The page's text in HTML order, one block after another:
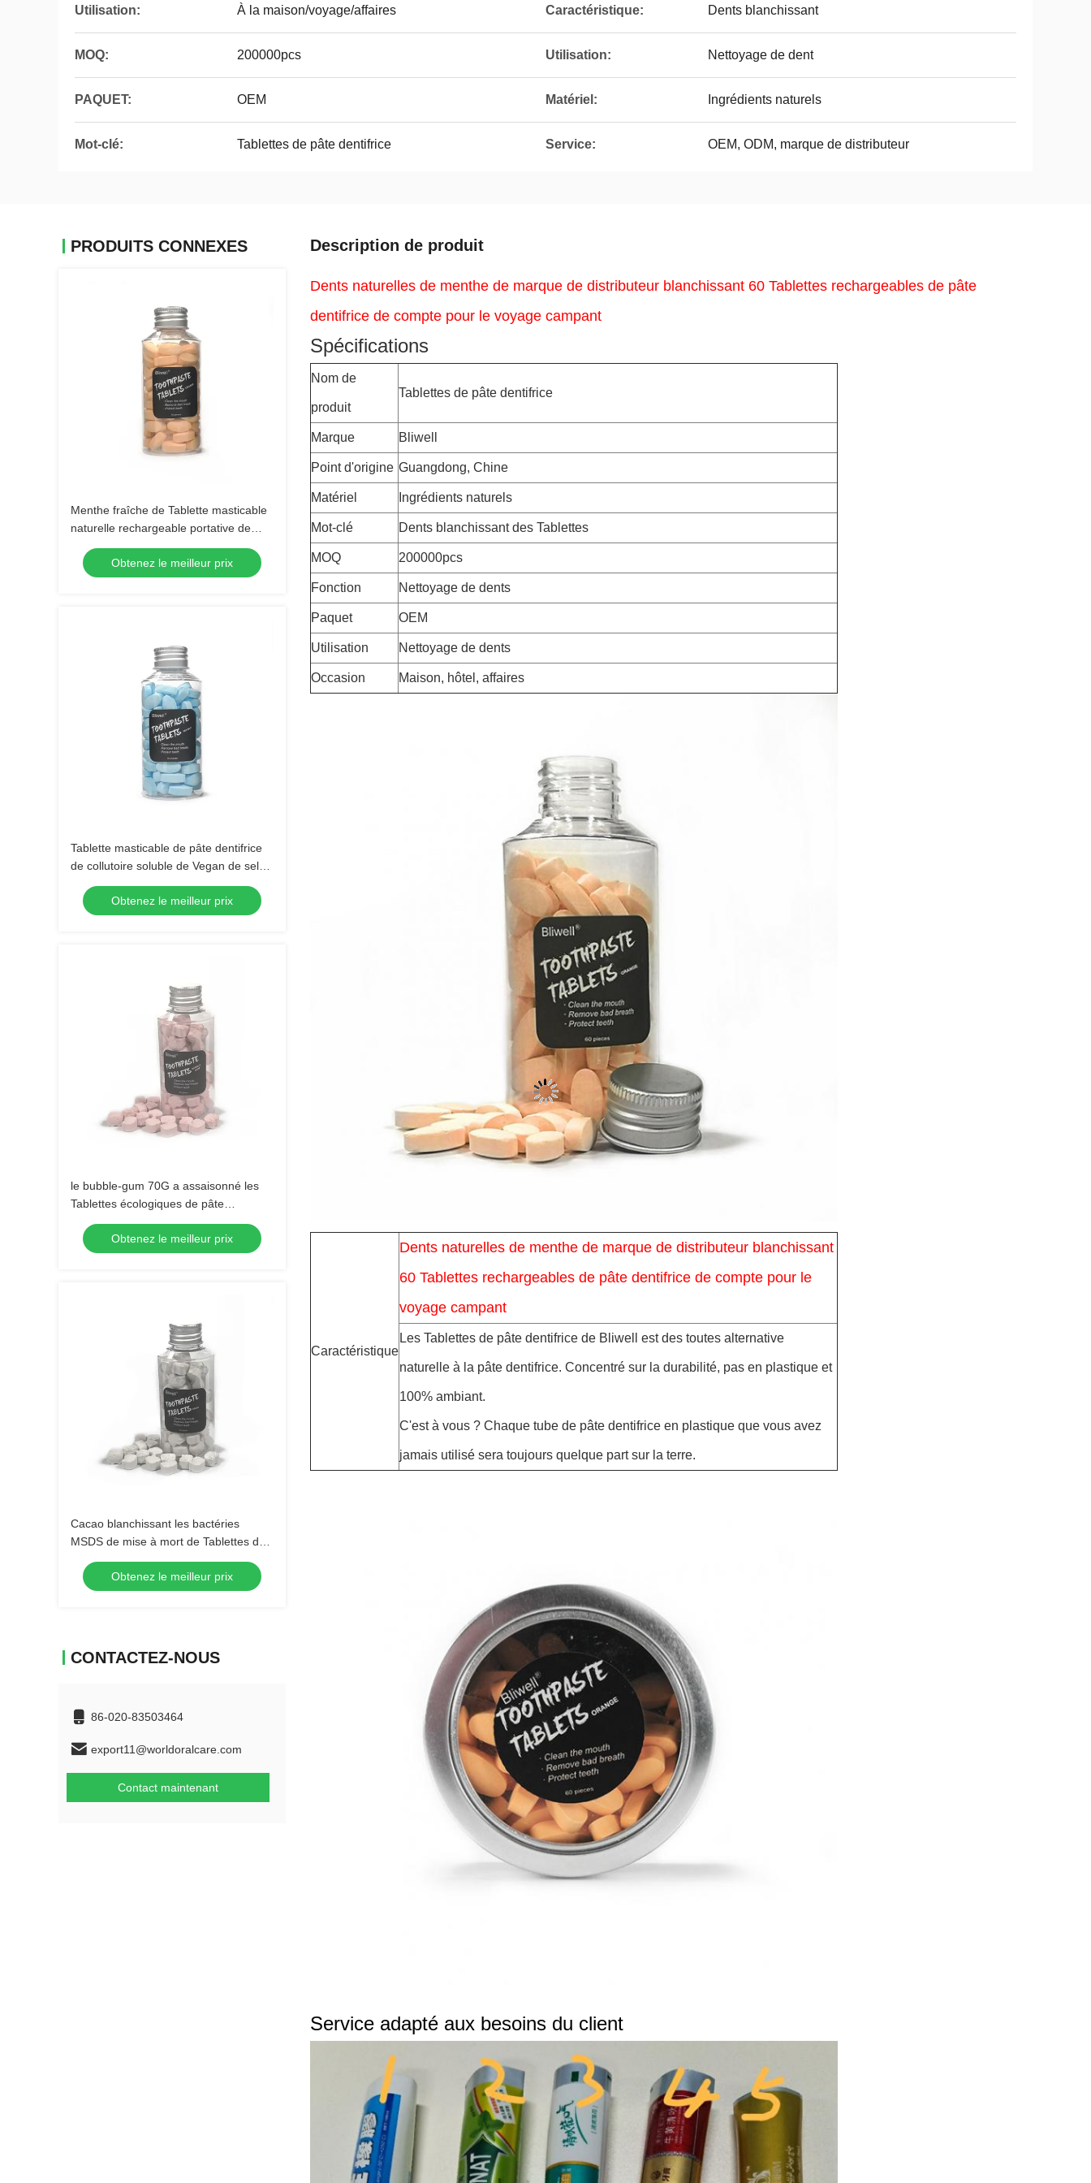
Utilisation: À la maison/voyage/affaires Caractéristique: Dents blanchissant
MOQ: 200000pcs Utilisation: Nettoyage de dent
PAQUET: OEM Matériel: Ingrédients naturels
Mot-clé: Tablettes de pâte dentifrice Service: OEM, ODM, marque de distributeur
PRODUITS CONNEXES
Menthe fraîche de Tablette masticable
naturelle rechargeable portative de
pâte dentifrice pour le voyage
Obtenez le meilleur prix
Tablette masticable de pâte dentifrice
de collutoire soluble de Vegan de sel
de mer pour le nettoyage de dents
Obtenez le meilleur prix
le bubble-gum 70G a assaisonné les
Tablettes écologiques de pâte
dentifrice pour les dents sensibles
Obtenez le meilleur prix
Cacao blanchissant les bactéries
MSDS de mise à mort de Tablettes de
pâte dentifrice de marque de
distributeurObtenez le meilleur prix
CONTACTEZ-NOUS
86-020-83503464
export11@worldoralcare.com
Contact maintenant
Description de produit
Dents naturelles de menthe de marque de distributeur blanchissant 60 Tablettes rechargeables de pâte
dentifrice de compte pour le voyage campant
Spécifications
Nom de
produit
Tablettes de pâte dentifrice
Marque Bliwell
Point d'origine Guangdong, Chine
Matériel Ingrédients naturels
Mot-clé Dents blanchissant des Tablettes
MOQ 200000pcs
Fonction Nettoyage de dents
Paquet OEM
Utilisation Nettoyage de dents
Occasion Maison, hôtel, affaires
Caractéristique
Dents naturelles de menthe de marque de distributeur blanchissant
60 Tablettes rechargeables de pâte dentifrice de compte pour le
voyage campant
Les Tablettes de pâte dentifrice de Bliwell est des toutes alternative
naturelle à la pâte dentifrice. Concentré sur la durabilité, pas en plastique et
100% ambiant.
C'est à vous ? Chaque tube de pâte dentifrice en plastique que vous avez
jamais utilisé sera toujours quelque part sur la terre.
Service adapté aux besoins du client